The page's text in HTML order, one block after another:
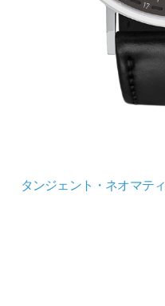
タンジェント・ネオマテ